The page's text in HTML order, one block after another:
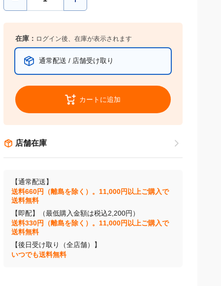
在庫： ログイン後、在庫が表示されます
通常配送 / 店舗受け取り
カートに追加
店舗在庫
【通常配送】
送料660円（離島を除く）。11,000円以上ご購入で
送料無料
【即配】（最低購入金額は税込2,200円）
送料330円（離島を除く）。11,000円以上ご購入で
送料無料
【後日受け取り（全店舗）】
いつでも送料無料